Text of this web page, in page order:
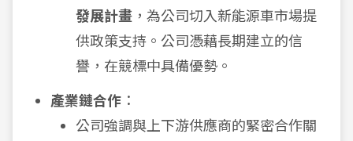
發展計畫 ，為公司切入新能源車市場提
供政策支持。公司憑藉長期建立的信
譽，在競標中具備優勢。
產業鏈合作 ：
公司強調與上下游供應商的緊密合作關